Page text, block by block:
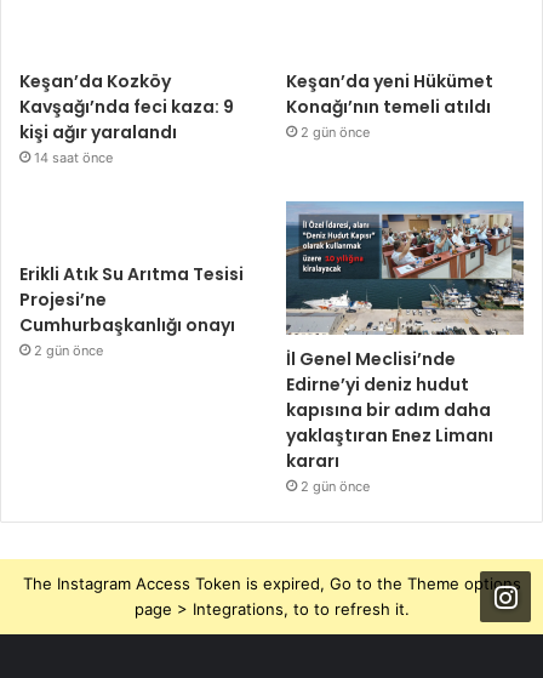
Keşan’da Kozköy
Kavşağı’nda feci kaza: 9
kişi ağır yaralandı
14 saat önce
Keşan’da yeni Hükümet
Konağı’nın temeli atıldı
2 gün önce
Erikli Atık Su Arıtma Tesisi
Projesi’ne
Cumhurbaşkanlığı onayı
2 gün önce
İl Genel Meclisi’nde
Edirne’yi deniz hudut
kapısına bir adım daha
yaklaştıran Enez Limanı
kararı
2 gün önce
The Instagram Access Token is expired, Go to the Theme options
page > Integrations, to to refresh it.